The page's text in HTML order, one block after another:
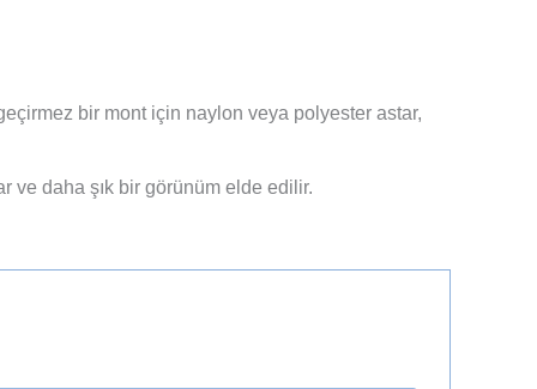
bir mont için naylon veya polyester astar,
ve daha şık bir görünüm elde edilir.